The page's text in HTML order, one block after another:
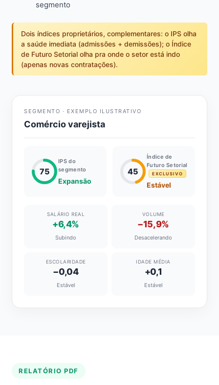
segmento
Dois índices proprietários, complementares: o IPS olha
a saúde imediata (admissões + demissões); o Índice
de Futuro Setorial olha pra onde o setor está indo
(apenas novas contratações).
SEGMENTO · EXEMPLO ILUSTRATIVO
Comércio varejista
75
IPS do
segmento
Expansão
45
Índice de
Futuro Setorial
EXCLUSIVO
Estável
SALÁRIO REAL
+6,4%
Subindo
VOLUME
−15,9%
Desacelerando
ESCOLARIDADE
−0,04
Estável
IDADE MÉDIA
+0,1
Estável
RELATÓRIO PDF